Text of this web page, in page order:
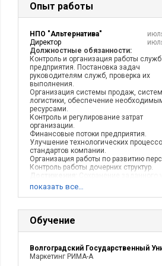
Опыт работы
НПО "Альтернатива"
Директор
Должностные обязанности:
Контроль и организация работы служб
предприятия. Постановка задач
руководителям служб, проверка их
выполнения.
Организация системы продаж,
логистики, обеспечение
ресурсами.
Контроль и регулирование затрат
организации.
Финансовые потоки предприятия.
Улучшение технологических
стандартов компании.
Организация работы по развитию
Контроль работы дочерних структур.
прибыльности компании. Развитие
службы по работе с персоналом.
Сокращение расходов предприятия.
Изменение мотивации сотрудников.
Улучшение взаимодействия служб,
Описание деятельности компании:
Дистрибьюция продуктов питания,
показать все…
Обучение
Маркетинг РИМА-А